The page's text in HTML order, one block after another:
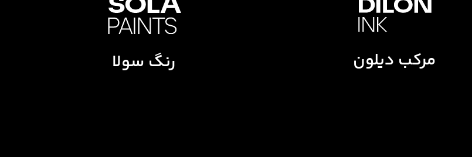
مرکب دیلون رنگ سولا